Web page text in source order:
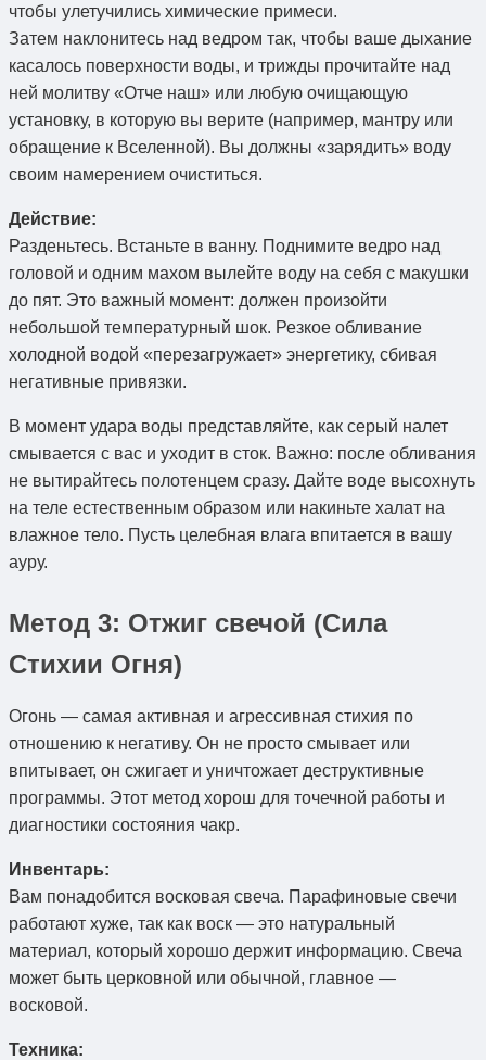
чтобы улетучились химические примеси.
Затем наклонитесь над ведром так, чтобы ваше дыхание
касалось поверхности воды, и трижды прочитайте над
ней молитву «Отче наш» или любую очищающую
установку, в которую вы верите (например, мантру или
обращение к Вселенной). Вы должны «зарядить» воду
своим намерением очиститься.
Действие:
Разденьтесь. Встаньте в ванну. Поднимите ведро над
головой и одним махом вылейте воду на себя с макушки
до пят. Это важный момент: должен произойти
небольшой температурный шок. Резкое обливание
холодной водой «перезагружает» энергетику, сбивая
негативные привязки.
В момент удара воды представляйте, как серый налет
смывается с вас и уходит в сток. Важно: после обливания
не вытирайтесь полотенцем сразу. Дайте воде высохнуть
на теле естественным образом или накиньте халат на
влажное тело. Пусть целебная влага впитается в вашу
ауру.
Метод 3: Отжиг свечой (Сила
Стихии Огня)
Огонь — самая активная и агрессивная стихия по
отношению к негативу. Он не просто смывает или
впитывает, он сжигает и уничтожает деструктивные
программы. Этот метод хорош для точечной работы и
диагностики состояния чакр.
Инвентарь:
Вам понадобится восковая свеча. Парафиновые свечи
работают хуже, так как воск — это натуральный
материал, который хорошо держит информацию. Свеча
может быть церковной или обычной, главное —
восковой.
Техника: